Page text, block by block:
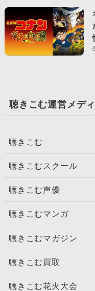
聴きこむ運営メデ
聴きこむ
聴きこむスクール
聴きこむ声優
聴きこむマンガ
聴きこむマガジン
聴きこむ買取
聴きこむ花火大会